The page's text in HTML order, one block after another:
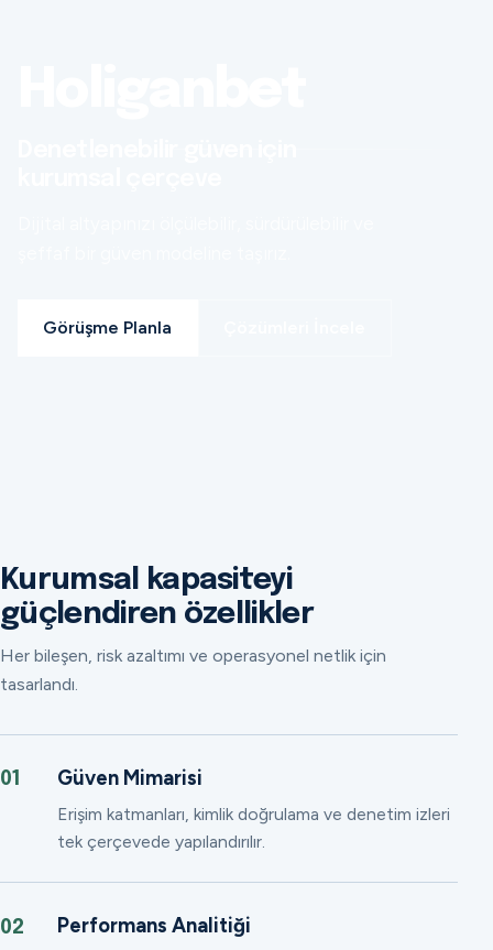
Görüşme Planla
Kurumsal kapasiteyi
güçlendiren özellikler
Her bileşen, risk azaltımı ve operasyonel netlik için
tasarlandı.
01 Güven Mimarisi
Erişim katmanları, kimlik doğrulama ve denetim izleri
tek çerçevede yapılandırılır.
02 Performans Analitiği